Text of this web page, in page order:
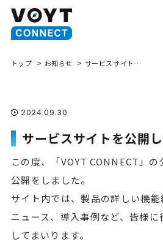
トップ お知らせ サービスサイトを公開しました。
2024.09.30
サービスサイトを公開し
この度、「VOYT CONNECT」
公開をしました。
サイト内では、製品の詳しい機
ニュース、導入事例など、皆様
してまいります。